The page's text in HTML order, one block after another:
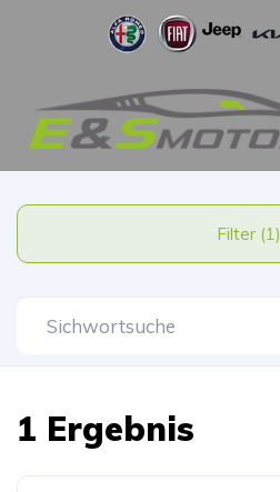
Filter (1)
1 Ergebnis